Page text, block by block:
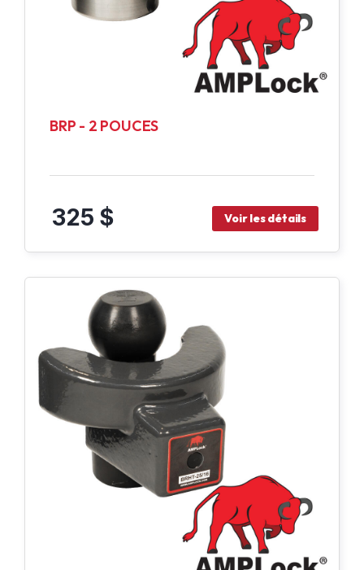
BRP - 2 POUCES
325 $ Voir les détails